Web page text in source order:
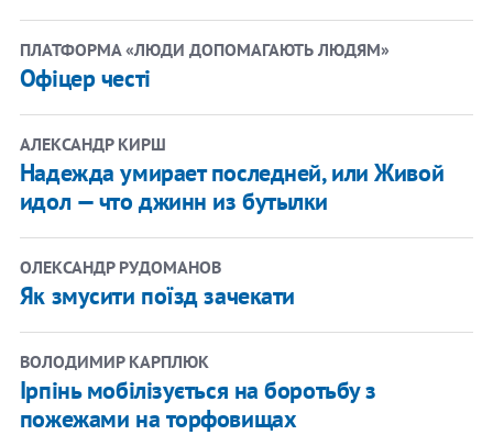
ПЛАТФОРМА «ЛЮДИ ДОПОМАГАЮТЬ ЛЮДЯМ»
Офіцер честі
АЛЕКСАНДР КИРШ
Надежда умирает последней, или Живой
идол — что джинн из бутылки
ОЛЕКСАНДР РУДОМАНОВ
Як змусити поїзд зачекати
ВОЛОДИМИР КАРПЛЮК
Ірпінь мобілізується на боротьбу з
пожежами на торфовищах